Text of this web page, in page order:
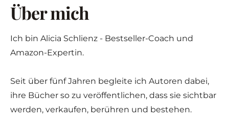
Über mich
Ich bin Alicia Schlienz - Bestseller-Coach und
Amazon-Expertin.
Seit über fünf Jahren begleite ich Autoren dabei,
ihre Bücher so zu veröffentlichen, dass sie sichtbar
werden, verkaufen, berühren und bestehen.